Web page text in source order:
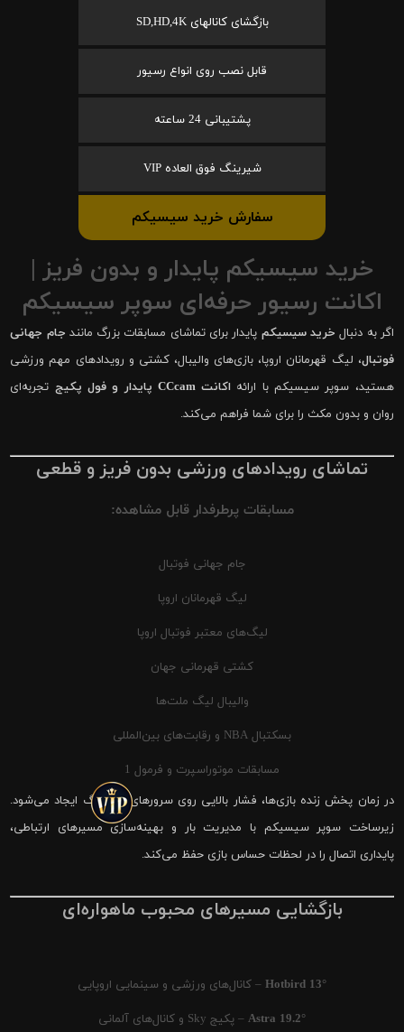
بازگشای کانالهای SD,HD,4K
قابل نصب روی انواع رسیور
پشتیبانی 24 ساعته
شیرینگ فوق العاده VIP
سفارش خرید سیسیکم
خرید سیسیکم پایدار و بدون فریز |
اکانت رسیور حرفه‌ای سوپر سیسیکم
اگر به دنبال خرید سیسیکم پایدار برای تماشای مسابقات بزرگ مانند جام جهانی
فوتبال، لیگ قهرمانان اروپا، بازی‌های والیبال، کشتی و رویدادهای مهم ورزشی
هستید، سوپر سیسیکم با ارائه اکانت CCcam پایدار و فول پکیج
تجربه‌ای
روان و بدون مکث را برای شما فراهم می‌کند.
تماشای رویدادهای ورزشی بدون فریز و قطعی
مسابقات پرطرفدار قابل مشاهده:
جام جهانی فوتبال
لیگ قهرمانان اروپا
لیگ‌های معتبر فوتبال اروپا
کشتی قهرمانی جهان
والیبال لیگ ملت‌ها
بسکتبال NBA و رقابت‌های بین‌المللی
مسابقات موتوراسپرت و فرمول 1
در زمان پخش زنده بازی‌ها، فشار بالایی روی سرورهای شیرینگ ایجاد می‌شود.
زیرساخت سوپر سیسیکم با مدیریت بار و بهینه‌سازی مسیرهای ارتباطی،
پایداری اتصال را در لحظات حساس بازی حفظ می‌کند.
بازگشایی مسیرهای محبوب ماهواره‌ای
Hotbird 13° – کانال‌های ورزشی و سینمایی اروپایی
Astra 19.2° – پکیج Sky و کانال‌های آلمانی